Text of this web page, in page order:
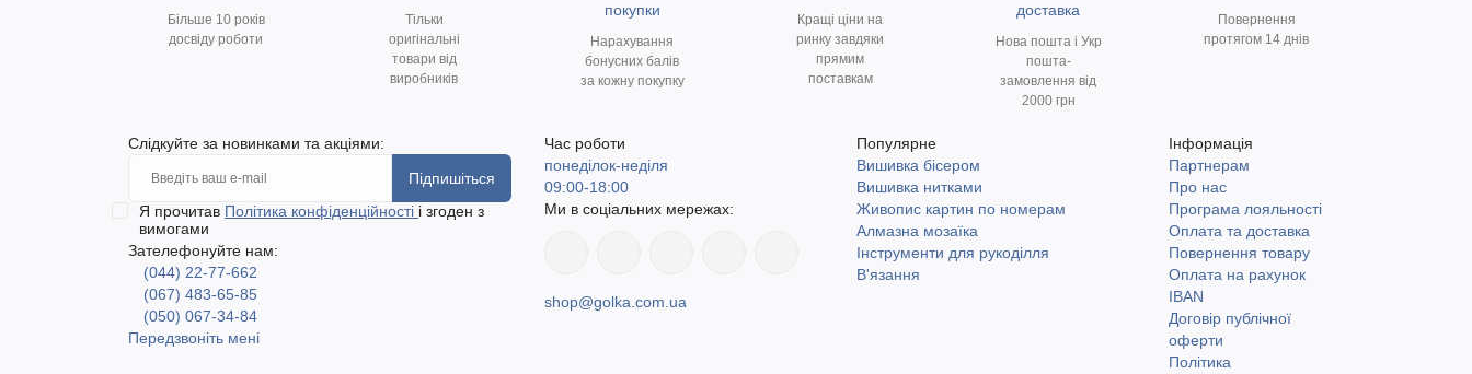
Більше 10 років
досвіду роботи
Тільки
оригінальні
товари від
виробників
покупки
Нарахування
бонусних балів
за кожну покупку
Кращі ціни на
ринку завдяки
прямим
поставкам
доставка
Нова пошта і Укр
пошта-
замовлення від
2000 грн
Повернення
протягом 14 днів
Слідкуйте за новинками та акціями:
Підпишіться
Я прочитав Політика конфіденційності і згоден з
вимогами
Зателефонуйте нам:
(044) 22-77-662
(067) 483-65-85
(050) 067-34-84
Передзвоніть мені
Час роботи
понеділок-неділя
09:00-18:00
Ми в соціальних мережах:
shop@golka.com.ua
Популярне
Вишивка бісером
Вишивка нитками
Живопис картин по номерам
Алмазна мозаїка
Інструменти для рукоділля
В'язання
Інформація
Партнерам
Про нас
Програма лояльності
Оплата та доставка
Повернення товару
Оплата на рахунок
IBAN
Договір публічної
оферти
Політика